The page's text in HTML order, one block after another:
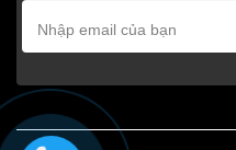
subscribe email